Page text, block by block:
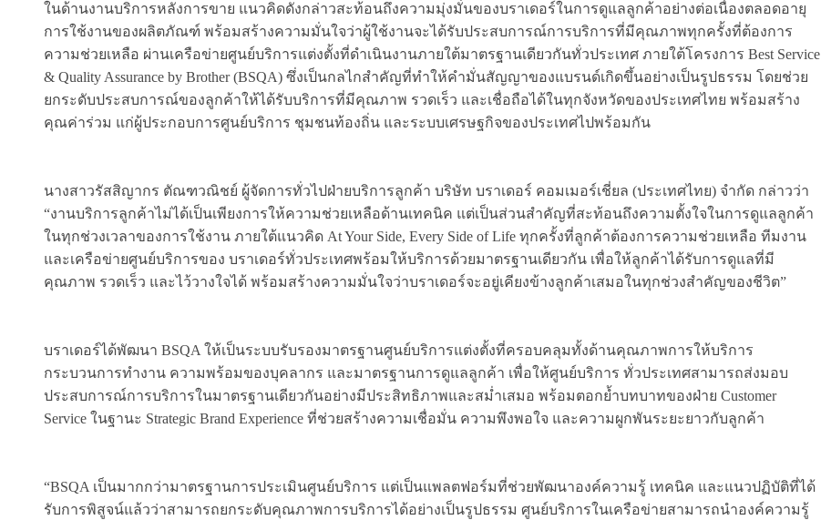
ในด้านงานบริการหลังการขาย แนวคิดดังกล่าวสะท้อนถึงความมุ่งมั่นของบราเดอร์ในการดูแลลูกค้าอย่างต่อเนื่องตลอดอายุ
การใช้งานของผลิตภัณฑ์ พร้อมสร้างความมั่นใจว่าผู้ใช้งานจะได้รับประสบการณ์การบริการที่มีคุณภาพทุกครั้งที่ต้องการ
ความช่วยเหลือ ผ่านเครือข่ายศูนย์บริการแต่งตั้งที่ดำเนินงานภายใต้มาตรฐานเดียวกันทั่วประเทศ ภายใต้โครงการ Best Service
& Quality Assurance by Brother (BSQA) ซึ่งเป็นกลไกสำคัญที่ทำให้คำมั่นสัญญาของแบรนด์เกิดขึ้นอย่างเป็นรูปธรรม โดยช่วย
ยกระดับประสบการณ์ของลูกค้าให้ได้รับบริการที่มีคุณภาพ รวดเร็ว และเชื่อถือได้ในทุกจังหวัดของประเทศไทย พร้อมสร้าง
คุณค่าร่วม แก่ผู้ประกอบการศูนย์บริการ ชุมชนท้องถิ่น และระบบเศรษฐกิจของประเทศไปพร้อมกัน
นางสาวรัสสิญากร ตัณฑวณิชย์ ผู้จัดการทั่วไปฝ่ายบริการลูกค้า บริษัท บราเดอร์ คอมเมอร์เชี่ยล (ประเทศไทย) จำกัด กล่าวว่า
“งานบริการลูกค้าไม่ได้เป็นเพียงการให้ความช่วยเหลือด้านเทคนิค แต่เป็นส่วนสำคัญที่สะท้อนถึงความตั้งใจในการดูแลลูกค้า
ในทุกช่วงเวลาของการใช้งาน ภายใต้แนวคิด At Your Side, Every Side of Life ทุกครั้งที่ลูกค้าต้องการความช่วยเหลือ ทีมงาน
และเครือข่ายศูนย์บริการของ บราเดอร์ทั่วประเทศพร้อมให้บริการด้วยมาตรฐานเดียวกัน เพื่อให้ลูกค้าได้รับการดูแลที่มี
คุณภาพ รวดเร็ว และไว้วางใจได้ พร้อมสร้างความมั่นใจว่าบราเดอร์จะอยู่เคียงข้างลูกค้าเสมอในทุกช่วงสำคัญของชีวิต”
บราเดอร์ได้พัฒนา BSQA ให้เป็นระบบรับรองมาตรฐานศูนย์บริการแต่งตั้งที่ครอบคลุมทั้งด้านคุณภาพการให้บริการ
กระบวนการทำงาน ความพร้อมของบุคลากร และมาตรฐานการดูแลลูกค้า เพื่อให้ศูนย์บริการ ทั่วประเทศสามารถส่งมอบ
ประสบการณ์การบริการในมาตรฐานเดียวกันอย่างมีประสิทธิภาพและสม่ำเสมอ พร้อมตอกย้ำบทบาทของฝ่าย Customer
Service ในฐานะ Strategic Brand Experience ที่ช่วยสร้างความเชื่อมั่น ความพึงพอใจ และความผูกพันระยะยาวกับลูกค้า
“BSQA เป็นมากกว่ามาตรฐานการประเมินศูนย์บริการ แต่เป็นแพลตฟอร์มที่ช่วยพัฒนาองค์ความรู้ เทคนิค และแนวปฏิบัติที่ได้
รับการพิสูจน์แล้วว่าสามารถยกระดับคุณภาพการบริการได้อย่างเป็นรูปธรรม ศูนย์บริการในเครือข่ายสามารถนำองค์ความรู้